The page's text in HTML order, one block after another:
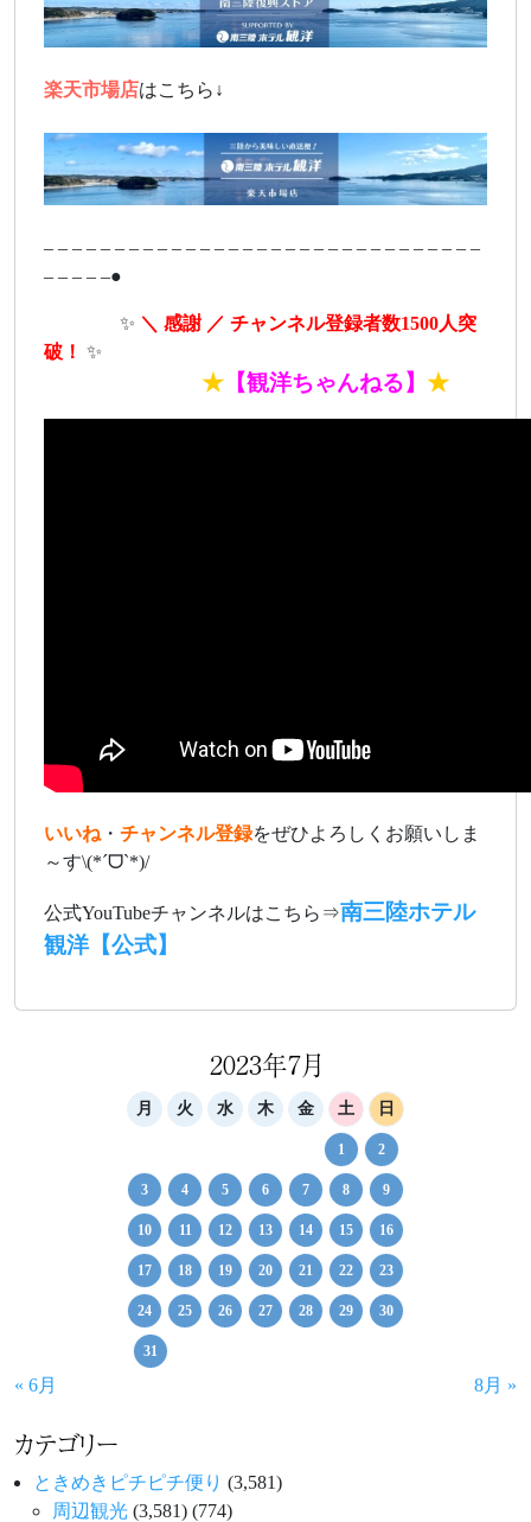
楽天市場店はこちら↓
– – – – – – – – – – – – – – – – – – – – – – – – – – – – – – –
– – – – –●
✨ ＼ 感謝 ／ チャンネル登録者数1500人突
破！ ✨
★ 【観洋ちゃんねる】 ★
いいね ・ チャンネル登録をぜひよろしくお願いしま
～す\(*ˊᗜˋ*)/
公式YouTubeチャンネルはこちら⇒南三陸ホテル
観洋【公式】
2023年7月
月 火 水 木 金 土 日
1 2
3 4 5 6 7 8 9
10 11 12 13 14 15 16
17 18 19 20 21 22 23
24 25 26 27 28 29 30
31
« 6月 8月 »
カテゴリー
ときめきピチピチ便り (3,581)
周辺観光 (3,581) (774)